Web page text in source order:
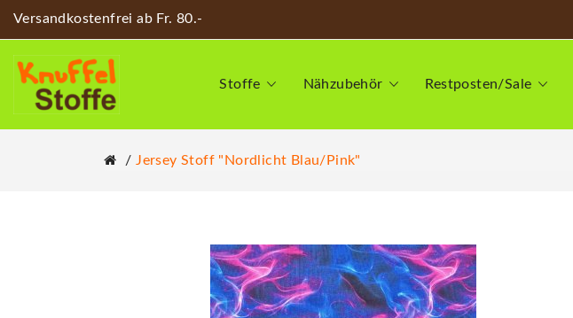
Versandkostenfrei ab Fr. 80.-
Stoffe Nähzubehör Restposten/Sale
Jersey Stoff "Nordlicht Blau/pink"